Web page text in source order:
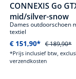
CONNEXIS Go
mid/silver-snow
Dames outdoorschoen
textiel
€ 151,90* € 189,90*
*Prijs inclusief btw,
verzendkosten